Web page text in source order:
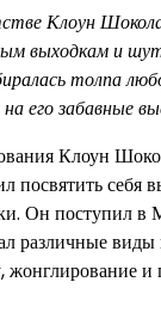
Клоун
выходкам и
толпа
его забавные
Клоун
посвятить себя
Он поступил
различные виды
жонглирование и